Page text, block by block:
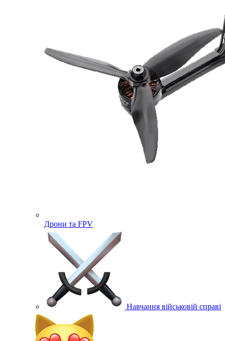
Дрони та FPV
Навчання військовій справі